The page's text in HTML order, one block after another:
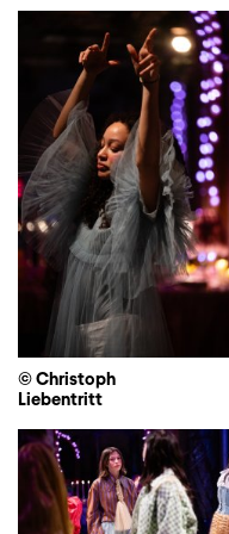
© Christoph
Liebentritt